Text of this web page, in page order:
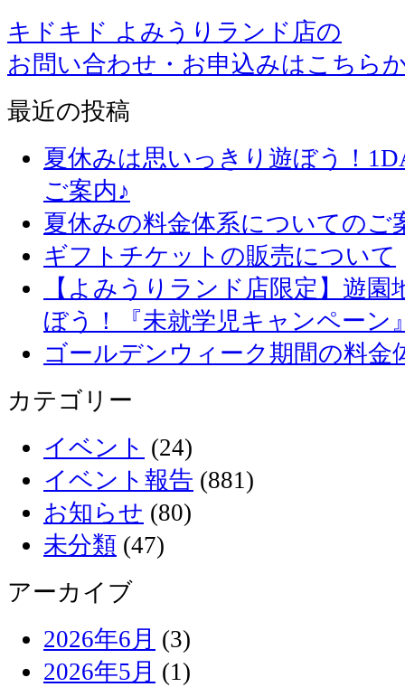
キドキド よみうりランド店の
お問い合わせ・お申込みはこちら
最近の投稿
夏休みは思いっきり遊ぼう！
ご案内♪
夏休みの料金体系についてのご
ギフトチケットの販売について
【よみうりランド店限定】遊
ぼう！『未就学児キャンペーン
ゴールデンウィーク期間の料金
カテゴリー
イベント (24)
イベント報告 (881)
お知らせ (80)
未分類 (47)
アーカイブ
2026年6月 (3)
2026年5月 (1)